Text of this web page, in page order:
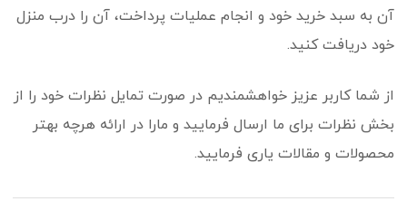
آن به سبد خرید خود و انجام عملیات پرداخت، آن را درب منزل
خود دریافت کنید.
از شما کاربر عزیز خواهشمندیم در صورت تمایل نظرات خود را از
بخش نظرات برای ما ارسال فرمایید و مارا در ارائه هرچه بهتر
محصولات و مقالات یاری فرمایید.